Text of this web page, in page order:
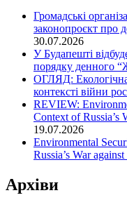
Громадські
законопроєкт про
30.07.2026
У Будапешті
порядку денного
ОГЛЯД: Екологічна
контексті війни
REVIEW:
Context of Russia’s
19.07.2026
Environmental
Russia’s War
Архіви